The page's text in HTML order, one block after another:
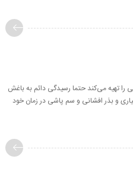
را تهیه می‌کند حتما رسیدگی دائم به باغش
و بذر افشانی و سم پاشی در زمان خود